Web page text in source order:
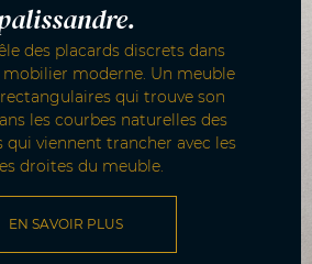
des placards discrets dans
mobilier moderne. Un meuble
qui trouve son
les courbes naturelles des
qui viennent trancher avec les
droites du meuble.
EN SAVOIR PLUS